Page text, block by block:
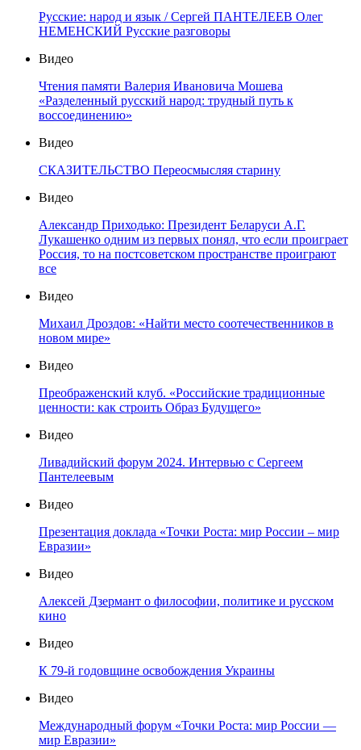
Русские: народ и язык / Сергей ПАНТЕЛЕЕВ Олег
НЕМЕНСКИЙ Русские разговоры
Видео
Чтения памяти Валерия Ивановича Мошева
«Разделенный русский народ: трудный путь к
воссоединению»
Видео
СКАЗИТЕЛЬСТВО Переосмысляя старину
Видео
Александр Приходько: Президент Беларуси А.Г.
Лукашенко одним из первых понял, что если проиграет
Россия, то на постсоветском пространстве проиграют
все
Видео
Михаил Дроздов: «Найти место соотечественников в
новом мире»
Видео
Преображенский клуб. «Российские традиционные
ценности: как строить Образ Будущего»
Видео
Ливадийский форум 2024. Интервью с Сергеем
Пантелеевым
Видео
Презентация доклада «Точки Роста: мир России – мир
Евразии»
Видео
Алексей Дзермант о философии, политике и русском
кино
Видео
К 79-й годовщине освобождения Украины
Видео
Международный форум «Точки Роста: мир России —
мир Евразии»